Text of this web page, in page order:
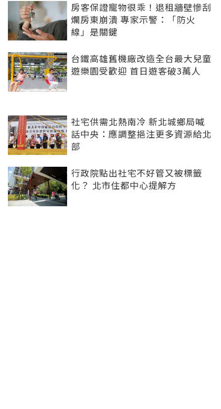
房客保證寵物很乖！退租牆壁慘刮
爛房東崩潰 專家示警：「防火
線」是關鍵
台鐵高雄舊機廠改造全台最大兒童
遊樂園受歡迎 首日遊客破3萬人
社宅供需北熱南冷 新北城鄉局喊
話中央：應調整挹注更多資源給北
部
行政院點出社宅不好管又被標籤
化？ 北市住都中心提解方